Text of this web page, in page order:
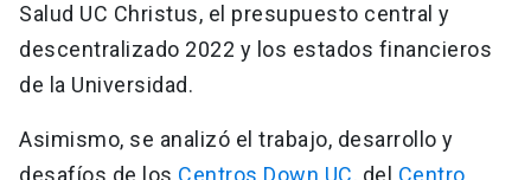
Salud UC Christus, el presupuesto central y
descentralizado 2022 y los estados financieros
de la Universidad.
Asimismo, se analizó el trabajo, desarrollo y
desafíos de los Centros Down UC, del Centro